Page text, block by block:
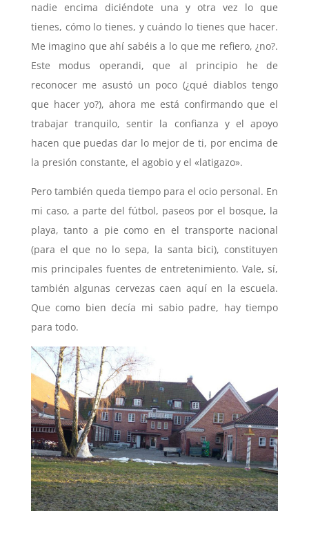
nadie encima diciéndote una y otra vez lo que
tienes, cómo lo tienes, y cuándo lo tienes que hacer.
Me imagino que ahí sabéis a lo que me refiero, ¿no?.
Este modus operandi, que al principio he de
reconocer me asustó un poco (¿qué diablos tengo
que hacer yo?), ahora me está confirmando que el
trabajar tranquilo, sentir la confianza y el apoyo
hacen que puedas dar lo mejor de ti, por encima de
la presión constante, el agobio y el «latigazo».
Pero también queda tiempo para el ocio personal. En
mi caso, a parte del fútbol, paseos por el bosque, la
playa, tanto a pie como en el transporte nacional
(para el que no lo sepa, la santa bici), constituyen
mis principales fuentes de entretenimiento. Vale, sí,
también algunas cervezas caen aquí en la escuela.
Que como bien decía mi sabio padre, hay tiempo
para todo.